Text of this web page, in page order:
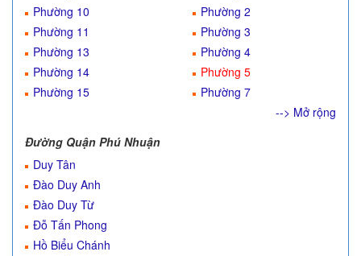
Phường 10
Phường 11
Phường 13
Phường 14
Phường 15
Phường 2
Phường 3
Phường 4
Phường 5
Phường 7
--> Mở rộng
Đường Quận Phú Nhuận
Duy Tân
Đào Duy Anh
Đào Duy Từ
Đỗ Tấn Phong
Hồ Biểu Chánh